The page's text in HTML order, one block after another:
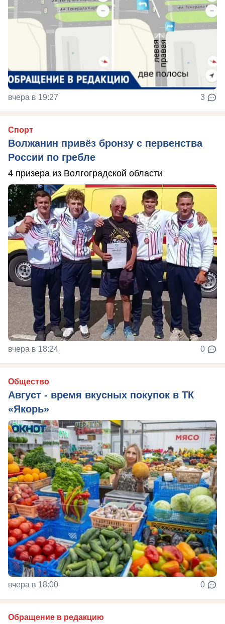
вчера в 19:27 3
Спорт
Волжанин привёз бронзу с первенства
России по гребле
4 призера из Волгоградской области
вчера в 18:24 0
Общество
Август - время вкусных покупок в ТК
«Якорь»
вчера в 18:00 0
Обращение в редакцию